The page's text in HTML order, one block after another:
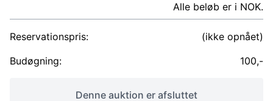
Alle beløb er i NOK.
Reservationspris:
(ikke opnået)
Budøgning:
100,-
Denne auktion er afsluttet